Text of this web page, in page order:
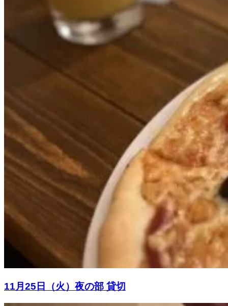
11月25日（火）夜の部 貸切